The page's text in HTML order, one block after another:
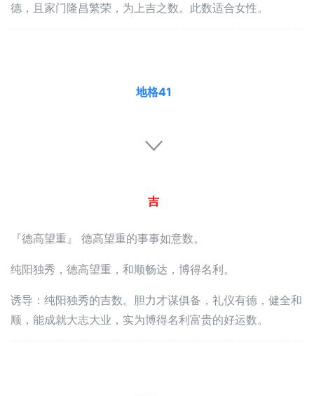
德，且家门隆昌繁荣，为上吉之数。此数适合女性。
地格41
吉
『德高望重』 德高望重的事事如意数。
纯阳独秀，德高望重，和顺畅达，博得名利。
诱导：纯阳独秀的吉数。胆力才谋俱备，礼仪有德，健全和
顺，能成就大志大业，实为博得名利富贵的好运数。